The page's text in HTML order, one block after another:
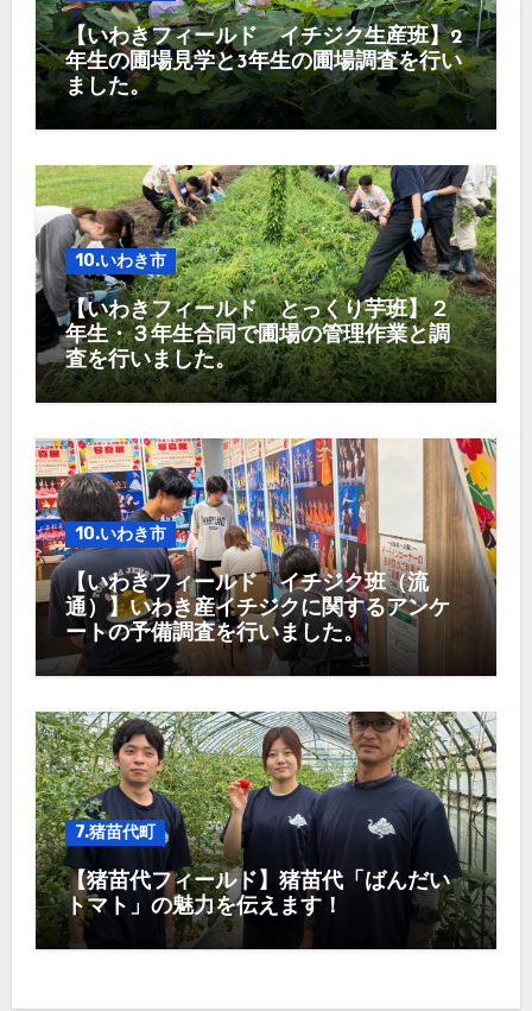
【いわきフィールド イチジク生産班】2
年生の圃場見学と3年生の圃場調査を行い
ました。
10.いわき市
【いわきフィールド とっくり芋班】２
年生・３年生合同で圃場の管理作業と調
査を行いました。
10.いわき市
【いわきフィールド イチジク班（流
通）】いわき産イチジクに関するアンケ
ートの予備調査を行いました。
7.猪苗代町
【猪苗代フィールド】猪苗代「ばんだい
トマト」の魅力を伝えます！